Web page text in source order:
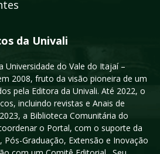
da Univali
Universidade do Vale do Itajaí –
2008, fruto da visão pioneira de um
pela Editora da Univali. Até 2022, o
incluindo revistas e Anais de
a Biblioteca Comunitária do
o Portal, com o suporte da
Pós-Graduação, Extensão e Inovação